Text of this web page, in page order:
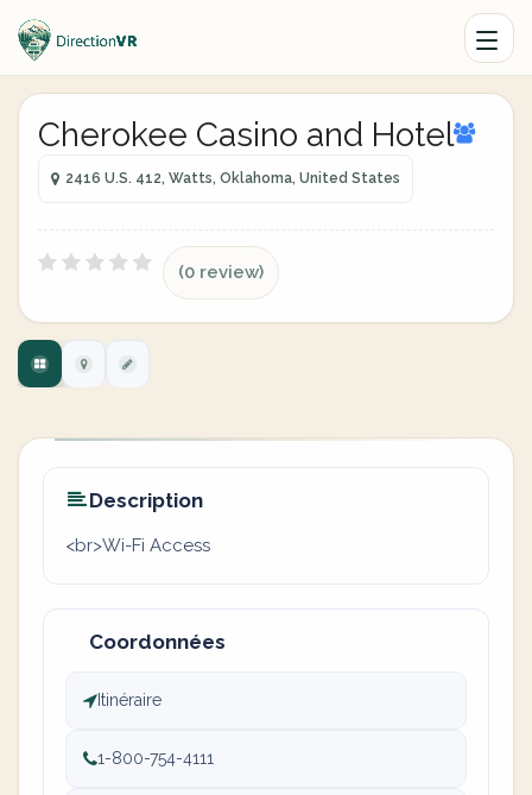
Cherokee Casino and Hotel
2416 U.S. 412, Watts, Oklahoma, United States
(0 review)
Description
<br>Wi-Fi Access
Coordonnées
Itinéraire
1-800-754-4111